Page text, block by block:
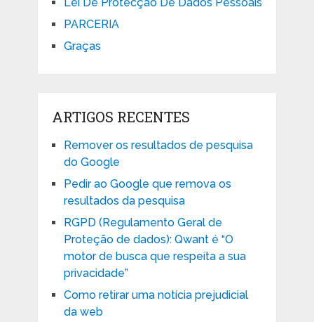
PARCERIA
Graças
ARTIGOS RECENTES
Remover os resultados de pesquisa
do Google
Pedir ao Google que remova os
resultados da pesquisa
RGPD (Regulamento Geral de
Proteção de dados): Qwant é “O
motor de busca que respeita a sua
privacidade”
Como retirar uma notícia prejudicial
da web